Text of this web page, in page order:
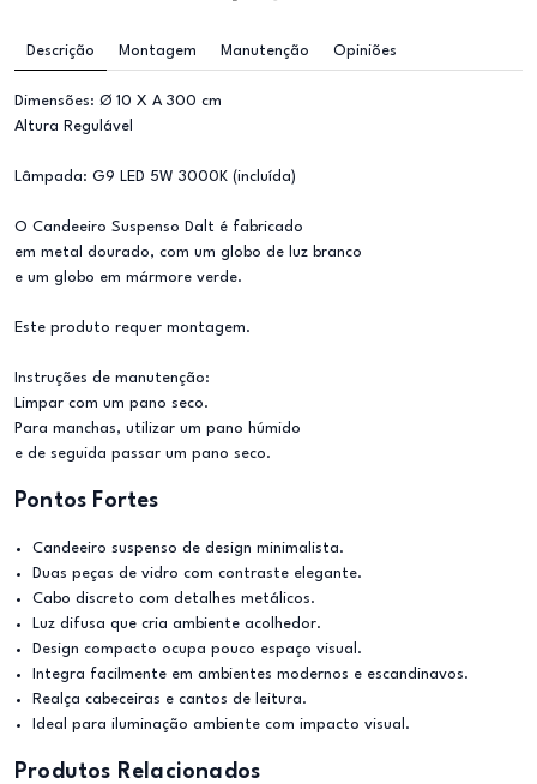
Descrição Montagem Manutenção Opiniões
Dimensões: Ø 10 X A 300 cm
Altura Regulável
Lâmpada: G9 LED 5W 3000K (incluída)
O Candeeiro Suspenso Dalt é fabricado
em metal dourado, com um globo de luz branco
e um globo em mármore verde.
Este produto requer montagem.
Instruções de manutenção:
Limpar com um pano seco.
Para manchas, utilizar um pano húmido
e de seguida passar um pano seco.
Pontos Fortes
Candeeiro suspenso de design minimalista.
Duas peças de vidro com contraste elegante.
Cabo discreto com detalhes metálicos.
Luz difusa que cria ambiente acolhedor.
Design compacto ocupa pouco espaço visual.
Integra facilmente em ambientes modernos e escandinavos.
Realça cabeceiras e cantos de leitura.
Ideal para iluminação ambiente com impacto visual.
Produtos Relacionados